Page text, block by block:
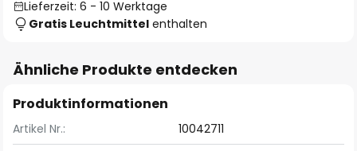
Lieferzeit: 6 - 10 Werktage
Gratis Leuchtmittel enthalten
Ähnliche Produkte entdecken
Produktinformationen
Artikel Nr.: 10042711